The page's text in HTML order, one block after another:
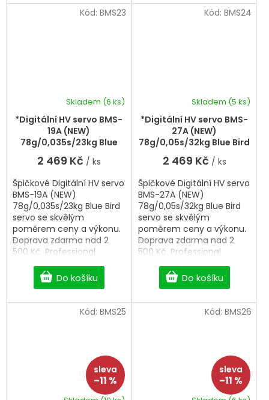
*Digitální HV servo BMS-
19A (NEW)
78g/0,035s/23kg Blue
Bird servo
Skladem (6 ks)
2 469 Kč / ks
Do košíku
Špičkové Digitální HV servo
BMS-19A (NEW)
78g/0,035s/23kg Blue Bird
servo se skvělým
poměrem ceny a výkonu.
Doprava zdarma nad 2
500 Kč. Professional
Kód: BMS23
*Digitální HV servo BMS-
27A (NEW)
78g/0,05s/32kg Blue Bird
servo
Skladem (5 ks)
2 469 Kč / ks
Do košíku
Špičkové Digitální HV servo
BMS-27A (NEW)
78g/0,05s/32kg Blue Bird
servo se skvělým
poměrem ceny a výkonu.
Doprava zdarma nad 2
500 Kč. Professional
Kód: BMS24
–11 %
Kód: BMS25
–11 %
Kód: BMS26